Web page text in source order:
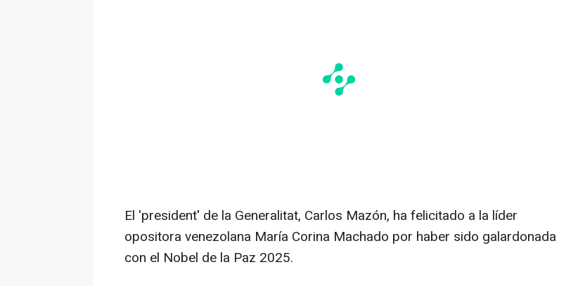
El 'president' de la Generalitat, Carlos Mazón, ha felicitado a la líder
opositora venezolana María Corina Machado por haber sido galardonada
con el Nobel de la Paz 2025.